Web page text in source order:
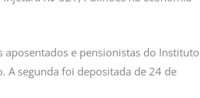
aposentados e pensionistas do Instituto
A segunda foi depositada de 24 de